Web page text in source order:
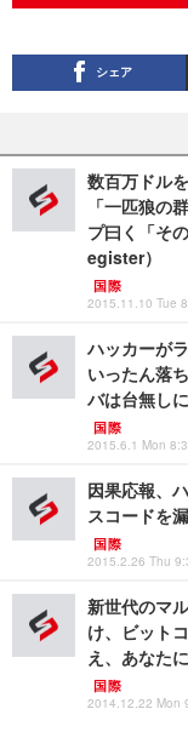
シェア
数百万ドル
「一匹狼の
プ曰く「そ
egister）
国際
2015.11.10 Tue
ハッカーが
いったん落
バは台無し
国際
2015.6.1 Mon
因果応報、
スコードを
国際
2015.2.26 Thu
新世代のマ
け、ビット
え、あなた
国際
2014.12.22 Mon